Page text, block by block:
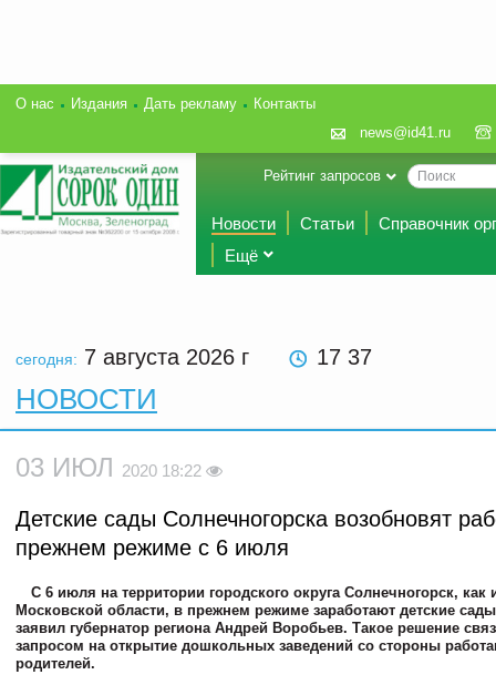
О нас Издания Дать рекламу
Контакты
news@id41.ru
Рейтинг запросов
Новости Статьи
Справочник
Ещё
сегодня: 7 августа 2026 г 17 37
НОВОСТИ
03 ИЮЛ 2020 18:22
Детские сады Солнечногорска возобновят
прежнем режиме с 6 июля
С 6 июля на территории городского округа Солнечногорск, как
Московской области, в прежнем режиме заработают детские
заявил губернатор региона Андрей Воробьев. Такое решение
запросом на открытие дошкольных заведений со стороны
родителей.